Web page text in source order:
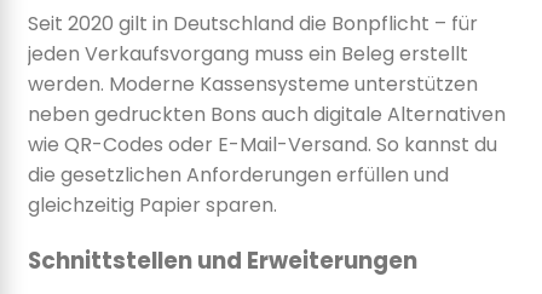
Seit 2020 gilt in Deutschland die Bonpflicht – für
jeden Verkaufsvorgang muss ein Beleg erstellt
werden. Moderne Kassensysteme unterstützen
neben gedruckten Bons auch digitale Alternativen
wie QR-Codes oder E-Mail-Versand. So kannst du
die gesetzlichen Anforderungen erfüllen und
gleichzeitig Papier sparen.
Schnittstellen und Erweiterungen